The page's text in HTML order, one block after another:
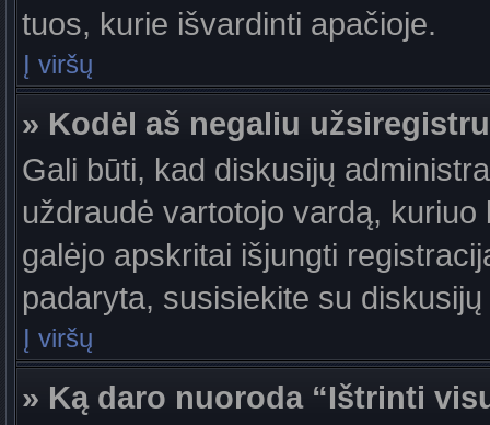
tuos, kurie išvardinti apačioje.
Į viršų
» Kodėl aš negaliu
Gali būti, kad diskusijų
uždraudė vartotojo vardą,
galėjo apskritai išjungti
padaryta, susisiekite su
Į viršų
» Ką daro nuoroda “Ištrinti